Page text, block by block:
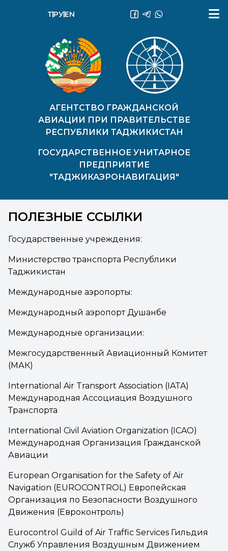
АГЕНТСТВО ГРАЖДАНСКОЙ
АВИАЦИИ ПРИ ПРАВИТЕЛЬСТВЕ
РЕСПУБЛИКИ ТАДЖИКИСТАН
ГОСУДАРСТВЕННОЕ УНИТАРНОЕ
ПРЕДПРИЯТИЕ
"ТАДЖИКАЭРОНАВИГАЦИЯ"
ТҶ РУEN
ПОЛЕЗНЫЕ ССЫЛКИ
Государственные учреждения:
Министерство транспорта Республики
Таджикистан
Международные аэропорты:
Международный аэропорт Душанбе
Международные организации:
Межгосударственный Авиационный Комитет
(МАК)
International Air Transport Association (IATA)
Международная Ассоциация Воздушного
Транспорта
International Civil Aviation Organization (ICAO)
Международная Организация Гражданской
Авиации
European Organisation for the Safety of Air
Navigation (EUROCONTROL) Европейская
Организация по Безопасности Воздушного
Движения (Евроконтроль)
Eurocontrol Guild of Air Traffic Services Гильдия
Служб Управления Воздушным Движением